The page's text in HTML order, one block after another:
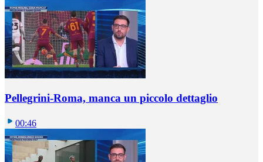
Pellegrini-Roma, manca un piccolo dettaglio
00:46